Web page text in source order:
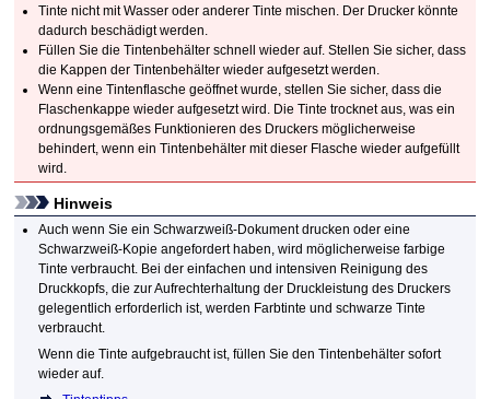
Tinte nicht mit Wasser oder anderer Tinte mischen. Der Drucker könnte
dadurch beschädigt werden.
Füllen Sie dieTintenbehälter schnell wieder auf. Stellen Sie sicher, dass
die Kappen derTintenbehälter wieder aufgesetzt werden.
Wenn eine Tintenflasche geöffnet wurde, stellen Sie sicher, dass die
Flaschenkappe wieder aufgesetzt wird. Die Tinte trocknet aus, was ein
ordnungsgemäßes Funktionieren des Druckers möglicherweise
behindert, wenn einTintenbehälter mit dieser Flasche wieder aufgefüllt
wird.
Hinweis
Auch wenn Sie ein Schwarzweiß-Dokument drucken oder eine
Schwarzweiß-Kopie angefordert haben, wird möglicherweise farbige
Tinte verbraucht. Bei der einfachen und intensiven Reinigung des
Druckkopfs, die zur Aufrechterhaltung der Druckleistung des Druckers
gelegentlich erforderlich ist, werden Farbtinte und schwarze Tinte
verbraucht.
Wenn die Tinte aufgebraucht ist, füllen Sie den Tintenbehälter sofort
wieder auf.